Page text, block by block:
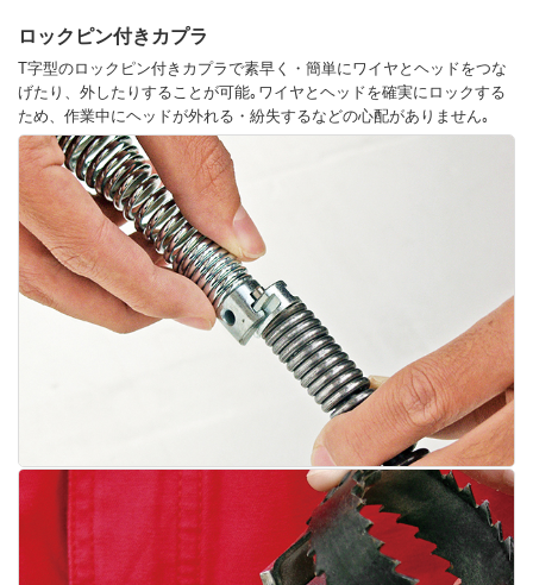
ロックピン付きカプラ
T字型のロックピン付きカプラで素早く・簡単にワイヤとヘッドをつな
げたり、外したりすることが可能｡ワイヤとヘッドを確実にロックする
ため、作業中にヘッドが外れる・紛失するなどの心配がありません｡